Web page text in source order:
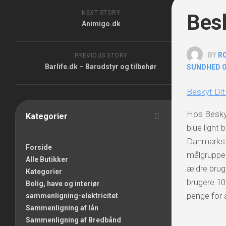
BY
SUNDHED
Beskyt
Hos
blue light
ældre
brugere
penge for
NEXT STORY
Animigo.dk
PREVIOUS STORY
Barlife.dk – Barudstyr og tilbehør
Kategorier
Forside
Alle Butikker
Kategorier
Bolig, have og interiør
sammenligning-elektricitet
Sammenligning af lån
Sammenligning af Bredbånd